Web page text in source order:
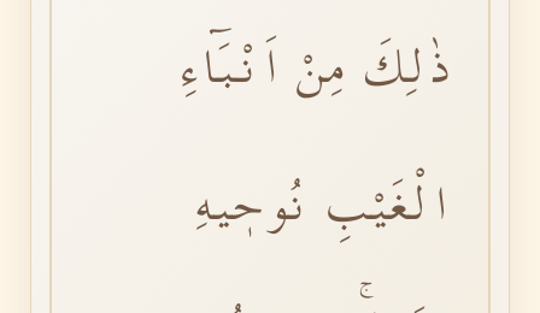
ذٰلِكَ مِنْ اَنْبَٓاءِ
الْغَيْبِ نُوحٖيهِ